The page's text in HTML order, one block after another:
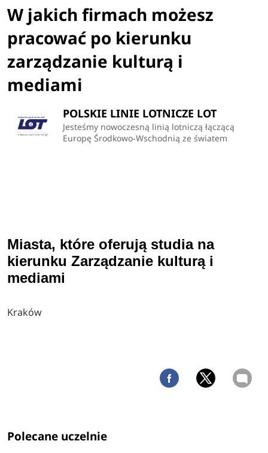
W jakich firmach możesz
pracować po kierunku
zarządzanie kulturą i
mediami
POLSKIE LINIE LOTNICZE LOT
Jesteśmy nowoczesną linią lotniczą łączącą
Europę Środkowo-Wschodnią ze światem
Miasta, które oferują studia na
kierunku Zarządzanie kulturą i
mediami
Kraków
Polecane uczelnie